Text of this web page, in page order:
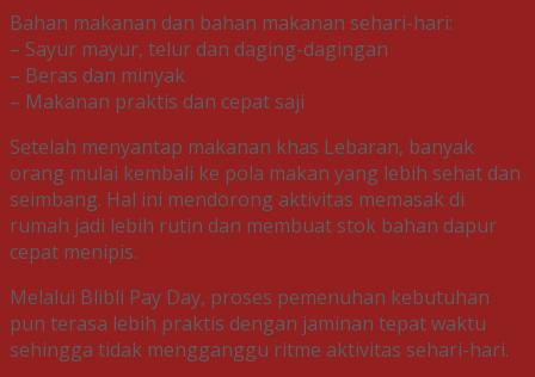
Bahan makanan dan bahan makanan sehari-hari:
– Sayur mayur, telur dan daging-dagingan
– Beras dan minyak
– Makanan praktis dan cepat saji
Setelah menyantap makanan khas Lebaran, banyak
orang mulai kembali ke pola makan yang lebih sehat dan
seimbang. Hal ini mendorong aktivitas memasak di
rumah jadi lebih rutin dan membuat stok bahan dapur
cepat menipis.
Melalui Blibli Pay Day, proses pemenuhan kebutuhan
pun terasa lebih praktis dengan jaminan tepat waktu
sehingga tidak mengganggu ritme aktivitas sehari-hari.